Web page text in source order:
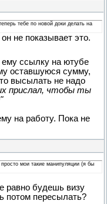
тебе по новой доки делать на
не показывает это.
ему ссылку на ютубе
оставшуюся сумму,
высылать не надо
прислал, чтобы ты
на работу. Пока не
мои такие манипуляции (я бы
равно будешь визу
потом пересылать?